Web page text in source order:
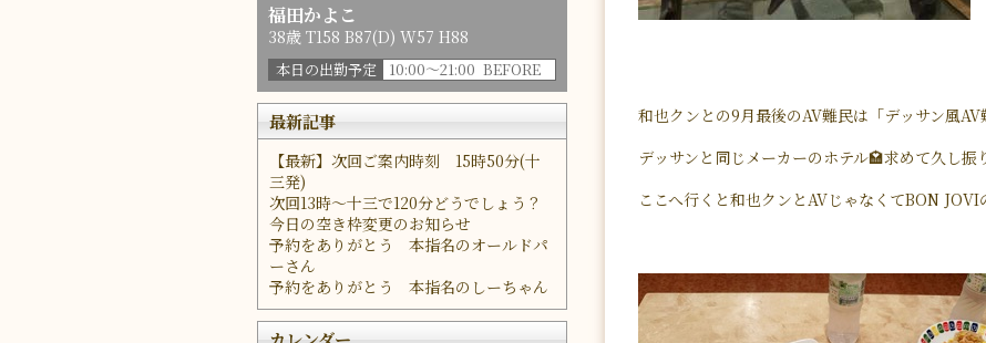
福田かよこ
38歳 T158 B87(D) W57 H88
本日の出勤予定 10:00～21:00 BEFORE
最新記事
【最新】次回ご案内時刻 15時50分(十
三発)
次回13時～十三で120分どうでしょう？
今日の空き枠変更のお知らせ
予約をありがとう 本指名のオールドパ
ーさん
予約をありがとう 本指名のしーちゃん
和也クンとの9月最後のAV難民は「デッサン風AV
デッサンと同じメーカーのホテル🏩求めて久し振
ここへ行くと和也クンとAVじゃなくてBON